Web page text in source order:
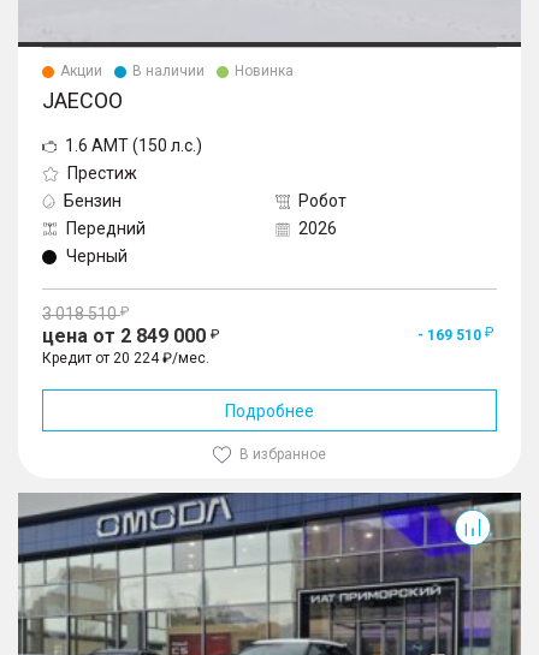
Акции В наличии Новинка
JAECOO
1.6 AMT (150 л.с.)
Престиж
Бензин
Робот
Передний
2026
Черный
3 018 510
цена от 2 849 000
- 169 510
Кредит от 20 224 ₽/мес.
Подробнее
В избранное